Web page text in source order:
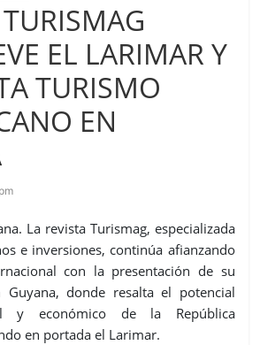
EL LARIMAR Y
TURISMO
EN
La revista Turismag, especializada
e inversiones, continúa afianzando
con la presentación de su
Guyana, donde resalta el potencial
y económico de la República
en portada el Larimar.